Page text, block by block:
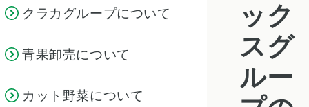
クラカグループについて
青果卸売について
カット野菜について
ック
スグ
ルー